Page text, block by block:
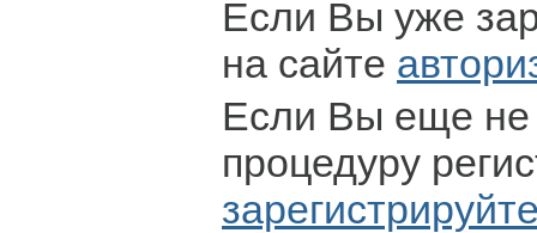
Если Вы уже
на сайте
Если Вы еще не
процедуру